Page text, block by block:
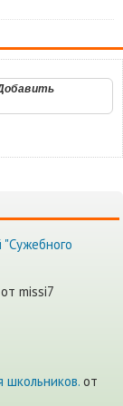
от missi7
школьников. от